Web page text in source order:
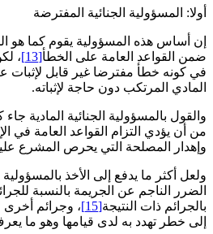
أولا: المسؤولية الجنائية المفترضة
إن أساس هذه المسؤولية يقوم كما هو
ضمن القواعد العامة على الخطأ[13]
،
في كونه خطأ مفترضا غير قابل لإثبات
المادي المرتكب دون حاجة لإثباته.
والقول بالمسؤولية الجنائية المادية
من أن يؤدي التزام القواعد العامة في
وإهدار المصلحة التي يحرص المشرع
ولعل أكثر ما يدفع إلى الأخذ
الضرر الناجم عن الجريمة بالنسبة
بالجرائم ذات النتيجة[15]
، وجرائم أخرى
إلى خطر تهدد به لدى قيامها وهو ما